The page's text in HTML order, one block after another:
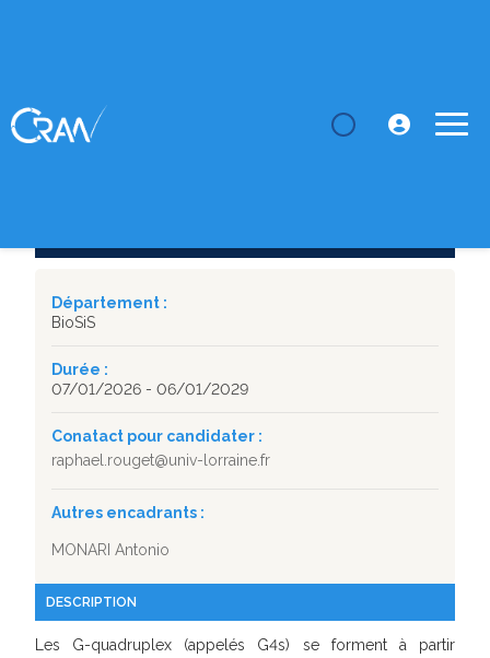
SUJET DE THÈSE
Département :
BioSiS
Durée :
07/01/2026 - 06/01/2029
Conatact pour candidater :
raphael.rouget@univ-lorraine.fr
Autres encadrants :
MONARI Antonio
DESCRIPTION
Les G-quadruplex (appelés G4s) se forment à partir